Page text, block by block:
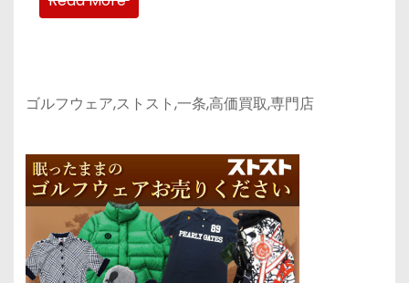
ゴルフウェア,ストスト,一条,高価買取,専門店